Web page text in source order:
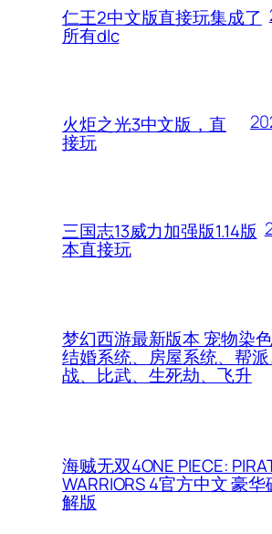
仁王2中文版直接玩集成了
所有dlc
火炬之光3中文版，直
接玩
三国志13威力加强版1.14版
本直接玩
梦幻西游最新版本 宠物染色
结婚系统、房屋系统、帮
战、比武、生死劫、飞升
海贼无双4ONE PIECE:
WARRIORS 4官方中文 豪华
解版